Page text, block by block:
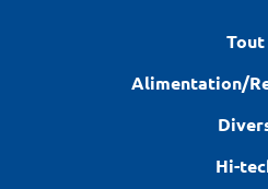
Tout
Alimentation/
Hi-